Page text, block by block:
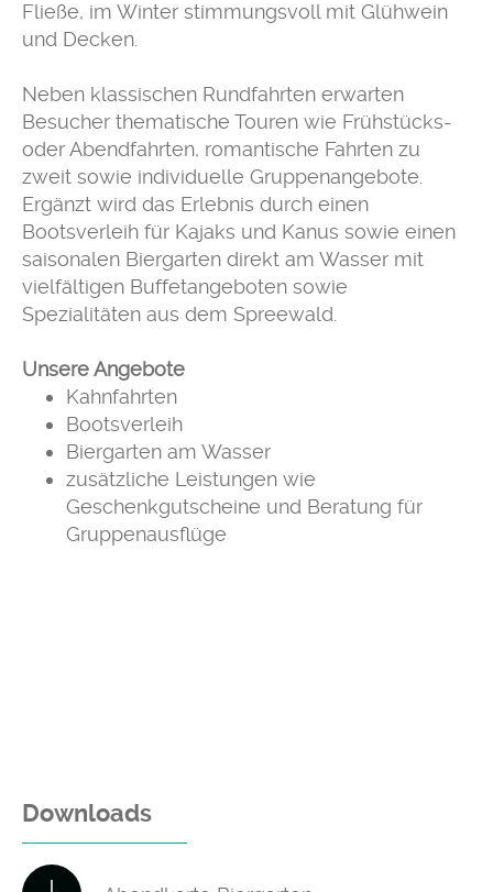
Fließe, im Winter stimmungsvoll mit Glühwein
und Decken.
Neben klassischen Rundfahrten erwarten
Besucher thematische Touren wie Frühstücks-
oder Abendfahrten, romantische Fahrten zu
zweit sowie individuelle Gruppenangebote.
Ergänzt wird das Erlebnis durch einen
Bootsverleih für Kajaks und Kanus sowie einen
saisonalen Biergarten direkt am Wasser mit
vielfältigen Buffetangeboten sowie
Spezialitäten aus dem Spreewald.
Unsere Angebote
Kahnfahrten
Bootsverleih
Biergarten am Wasser
zusätzliche Leistungen wie
Geschenkgutscheine und Beratung für
Gruppenausflüge
Downloads